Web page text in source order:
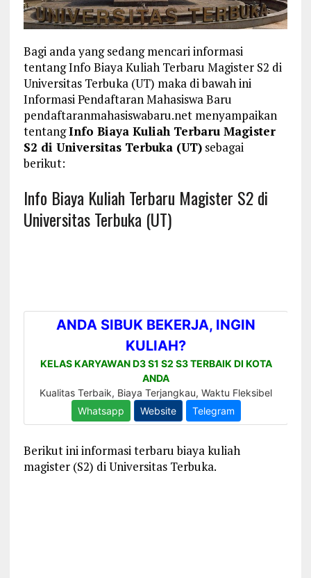
Bagi anda yang sedang mencari informasi
tentang Info Biaya Kuliah Terbaru Magister S2 di
Universitas Terbuka (UT) maka di bawah ini
Informasi Pendaftaran Mahasiswa Baru
pendaftaranmahasiswabaru.net menyampaikan
tentangInfo Biaya Kuliah Terbaru Magister
S2 di Universitas Terbuka (UT)sebagai
berikut:
Info Biaya Kuliah Terbaru Magister S2 di
Universitas Terbuka (UT)
Berikut ini informasi terbaru biaya kuliah
magister (S2) di Universitas Terbuka.